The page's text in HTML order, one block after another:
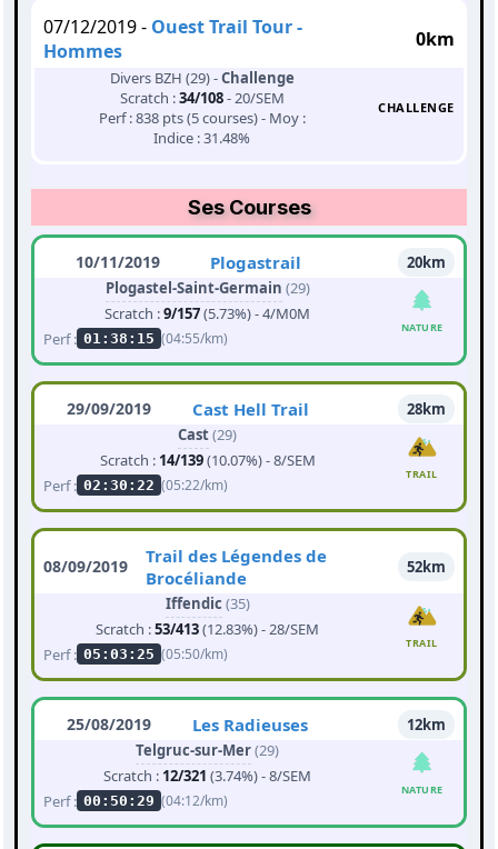
07/12/2019 - Ouest Trail Tour -
Hommes
0km
Divers BZH (29) -Challenge
Scratch :34/108- 20/SEM
Perf : 838 pts (5 courses) - Moy :
Indice : 31.48%
CHALLENGE
Ses Courses
10/11/2019 Plogastrail
20km
Plogastel-Saint-Germain (29)
Scratch :9/157(5.73%) - 4/M0M
Perf : 01:38:15 (04:55/km)
NATURE
29/09/2019 Cast Hell Trail
28km
Cast(29)
Scratch : 14/139(10.07%) - 8/SEM
Perf : 02:30:22 (05:22/km)
TRAIL
08/09/2019
Trail des Légendes de
Brocéliande
52km
Iffendic (35)
Scratch :53/413(12.83%) - 28/SEM
Perf : 05:03:25 (05:50/km)
TRAIL
25/08/2019 Les Radieuses
12km
Telgruc-sur-Mer(29)
Scratch : 12/321 (3.74%) - 8/SEM
Perf : 00:50:29 (04:12/km)
NATURE